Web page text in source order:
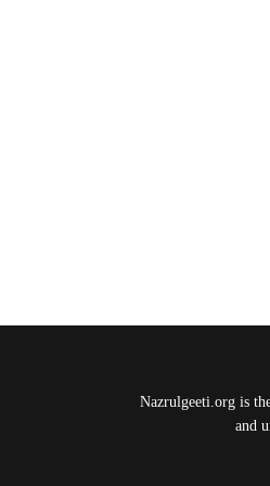
Nazrulgeeti.org is
and